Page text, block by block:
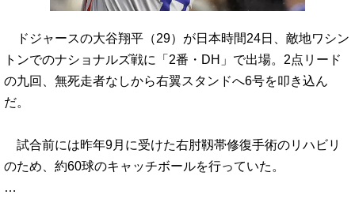
ドジャースの大谷翔平（29）が日本時間24日、敵地ワシン
トンでのナショナルズ戦に「2番・DH」で出場。2点リード
の九回、無死走者なしから右翼スタンドへ6号を叩き込ん
だ。
試合前には昨年9月に受けた右肘靱帯修復手術のリハビリ
のため、約60球のキャッチボールを行っていた。
…